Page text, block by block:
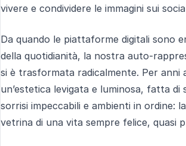
vivere e condividere le immagini sui
Da quando le piattaforme digitali sono
della quotidianità, la nostra auto-
si è trasformata radicalmente. Per anni
un’estetica levigata e luminosa, fatta
sorrisi impeccabili e ambienti in ordine:
vetrina di una vita sempre felice, quasi